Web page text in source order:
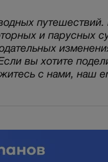
и парусных
вы хотите
с нами, наш